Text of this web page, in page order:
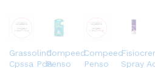
Grassolind
Cpssa Pda
Compeed
Penso
Compeed
Penso
Spray